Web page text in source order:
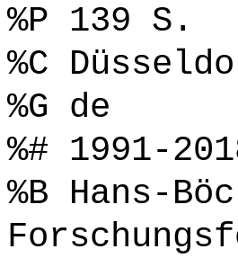
%P 139 S.
%C
%G de
%# 1991-
%B Hans-